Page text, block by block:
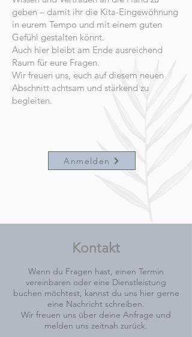
geben – damit ihr die Kita-Eingewöhnung
in eurem Tempo und mit einem guten
Gefühl gestalten könnt.
Auch hier bleibt am Ende ausreichend
Raum für eure Fragen.
Wir freuen uns, euch auf diesem neuen
Abschnitt achtsam und stärkend zu
begleiten.
Anmelden
Kontakt
Wenn du Fragen hast, einen Termin
vereinbaren oder eine Dienstleistung
buchen möchtest, kannst du uns hier gerne
eine Nachricht schreiben.
Wir freuen uns über deine Anfrage und
melden uns zeitnah zurück.